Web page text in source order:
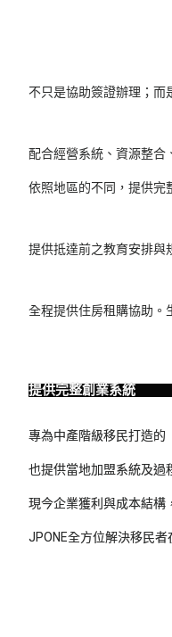
不只是協助簽證辦理；而
配合經營系統、資源整合
依照地區的不同，提供完
提供抵達前之教育安排與
全程提供住房租購協助。
提供完整創業系統
專為中產階級移民打造的
也提供當地加盟系統及過
現今企業獲利與成本結構
JPONE全方位解決移民